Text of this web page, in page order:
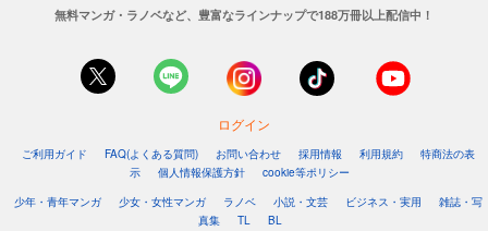
無料マンガ・ラノベなど、豊富なラインナップで188万冊以上配信中！
ログイン
ご利用ガイド FAQ(よくある質問) お問い合わせ 採用情報 利用規約
特商法の表
示
個人情報保護方針
cookie等ポリシー
少年・青年マンガ
少女・女性マンガ ラノベ 小説・文芸 ビジネス・実用
雑誌・写
真集
TL BL